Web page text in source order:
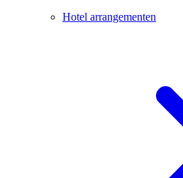
Hotel arrangementen